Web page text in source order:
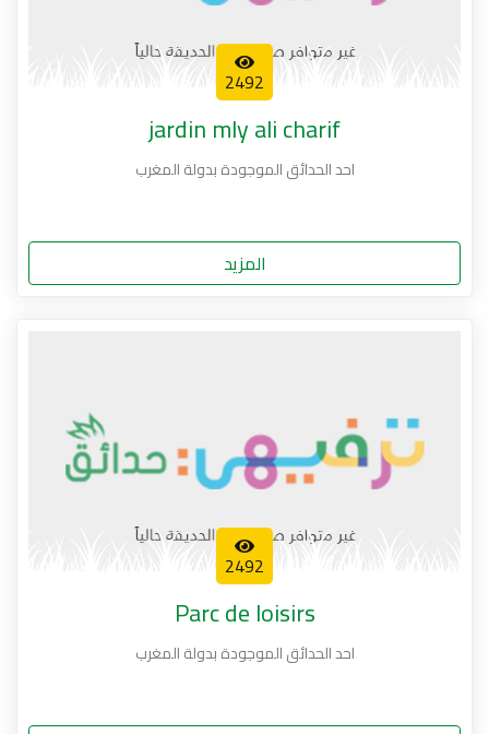
2492
jardin mly ali charif
احد الحدائق الموجودة بدولة المغرب
المزيد
2492
Parc de loisirs
احد الحدائق الموجودة بدولة المغرب